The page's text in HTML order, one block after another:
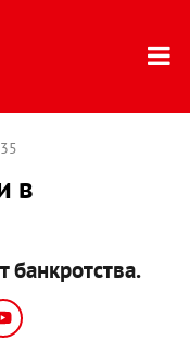
в
банкротства.